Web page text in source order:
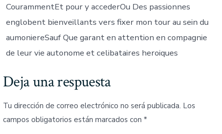
CourammentEt pour y accederOu Des passionnes
englobent bienveillants vers fixer mon tour au sein du
aumoniereSauf Que garant en attention en compagnie
de leur vie autonome et celibataires heroiques
Deja una respuesta
Tu dirección de correo electrónico no será publicada. Los
campos obligatorios están marcados con *